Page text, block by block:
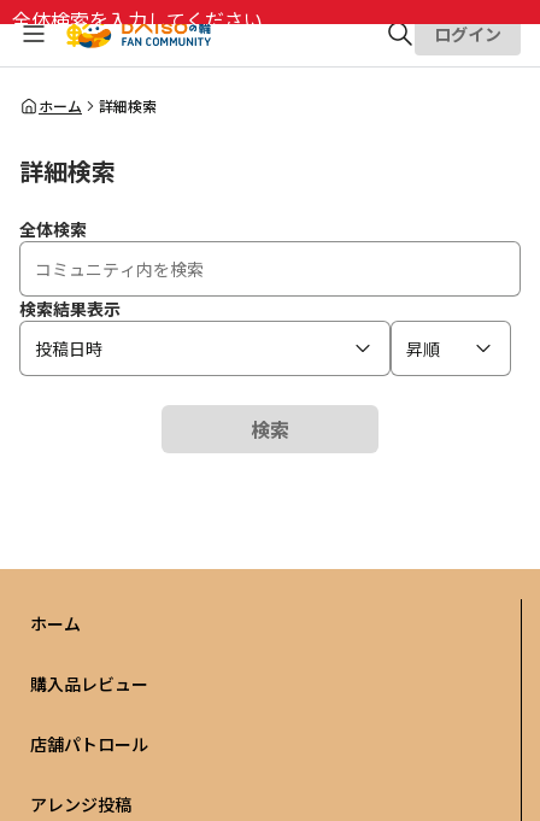
全体検索を入力してください
全体検索
ログイン
ホーム 詳細検索
詳細検索
全体検索
検索結果表示
投稿日時
昇順
検索
ホーム
購入品レビュー
店舗パトロール
アレンジ投稿